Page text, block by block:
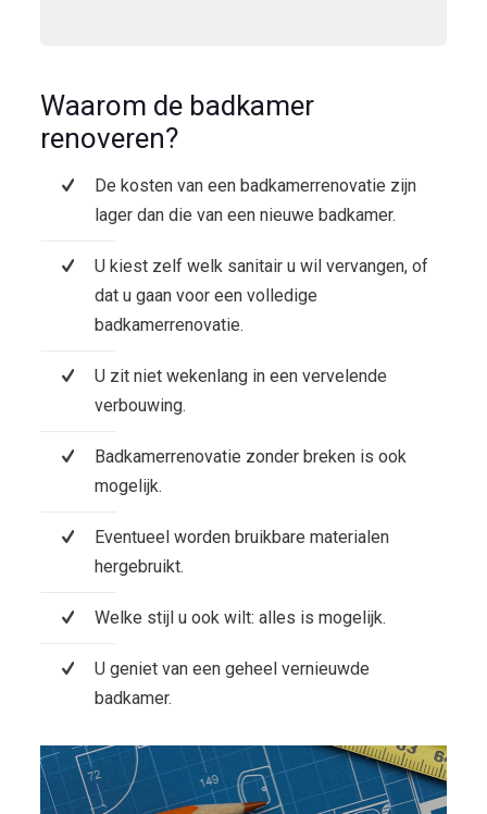
Waarom de badkamer
renoveren?
De kosten van een badkamerrenovatie zijn
lager dan die van een nieuwe badkamer.
U kiest zelf welk sanitair u wil vervangen, of
dat u gaan voor een volledige
badkamerrenovatie.
U zit niet wekenlang in een vervelende
verbouwing.
Badkamerrenovatie zonder breken is ook
mogelijk.
Eventueel worden bruikbare materialen
hergebruikt.
Welke stijl u ook wilt: alles is mogelijk.
U geniet van een geheel vernieuwde
badkamer.